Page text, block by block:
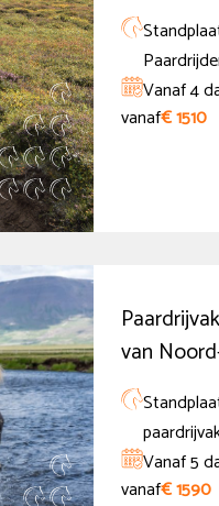
Vanaf 4
vanaf€ 1510
van
Vanaf 5
vanaf€ 1590